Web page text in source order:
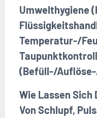
Umwelthygiene
Temperatur-/
(Befüll-/
Wie Lassen
Von Schlupf,